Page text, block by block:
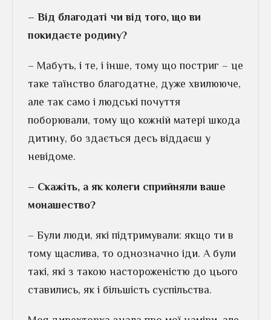
– Від благодаті чи від того, що ви
покидаєте родину?
– Мабуть, і те, і інше, тому що постриг – це
таке таїнство благодатне, дуже хвилююче,
але так само і людські почуття
поборювали, тому що кожній матері шкода
дитину, бо здається десь віддаєш у
невідоме.
– Скажіть, а як колеги сприйняли ваше
монашество?
– Були люди, які підтримували: якщо ти в
тому щаслива, то однозначно іди. А були
такі, які з такою настороженістю до цього
ставились, як і більшість суспільства.